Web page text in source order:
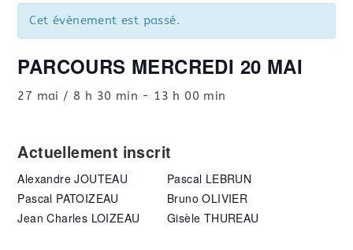
Cet évènement est passé.
PARCOURS MERCREDI 20 MAI
27 mai / 8 h 30 min - 13 h 00 min
Actuellement inscrit
Alexandre JOUTEAU
Pascal PATOIZEAU
Jean Charles LOIZEAU
Pascal LEBRUN
Bruno OLIVIER
Gisèle THUREAU